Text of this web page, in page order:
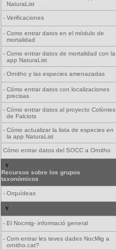
NaturaList
- Verificaciones
- Como entrar datos en el módulo de
mortalidad
- Como entrar datos de mortalidad con la
app NaturaList
- Ornitho y las especies amenazadas
- Cómo entrar datos con localizaciones
precisas
- Cómo entrar datos al proyecto Colònies
de Falciots
- Cómo actualizar la lista de especies en
la app NaturaList
Cómo entrar datos del SOCC a Ornitho
Recursos sobre los grupos
taxonómicos
- Orquídeas
- El Nocmig- informació general
- Com entrar les teves dades NocMig a
ornitho.cat?